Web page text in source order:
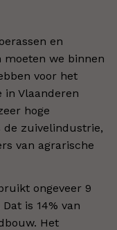
en
moeten we binnen
voor het
in Vlaanderen
hoge
de zuivelindustrie,
van agrarische
ongeveer 9
is 14% van
Het